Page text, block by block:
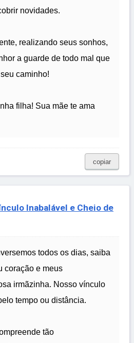
novidades.
realizando seus sonhos,
a guarde de todo mal que
caminho!
filha! Sua mãe te ama
copiar
Inabalável e Cheio de
todos os dias, saiba
coração e meus
irmãzinha. Nosso vínculo
tempo ou distância.
tão